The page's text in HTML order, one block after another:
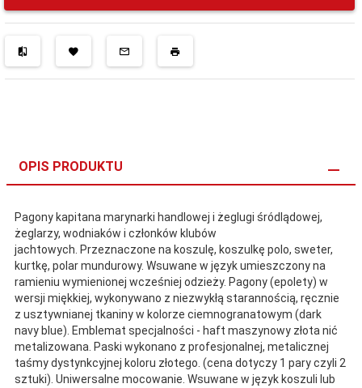
OPIS PRODUKTU
Pagony kapitana marynarki handlowej i żeglugi śródlądowej,
żeglarzy, wodniaków i członków klubów
jachtowych. Przeznaczone na koszulę, koszulkę polo, sweter,
kurtkę, polar mundurowy. Wsuwane w język umieszczony na
ramieniu wymienionej wcześniej odzieży. Pagony (epolety) w
wersji miękkiej, wykonywano z niezwykłą starannością, ręcznie
z usztywnianej tkaniny w kolorze ciemnogranatowym (dark
navy blue). Emblemat specjalności - haft maszynowy złota nić
metalizowana. Paski wykonano z profesjonalnej, metalicznej
taśmy dystynkcyjnej koloru złotego. (cena dotyczy 1 pary czyli 2
sztuki). Uniwersalne mocowanie. Wsuwane w język koszuli lub